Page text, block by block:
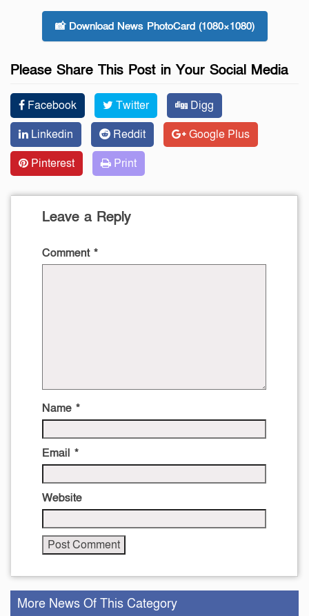
📸 Download News PhotoCard (1080×1080)
Please Share This Post in Your Social Media
Facebook Twitter
Digg
Linkedin
Reddit
Google Plus
Pinterest
Print
Leave a Reply
Comment *
Name *
Email *
Website
More News Of This Category